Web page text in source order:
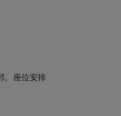
。座位安排